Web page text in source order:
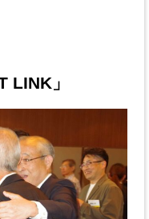
LINK」